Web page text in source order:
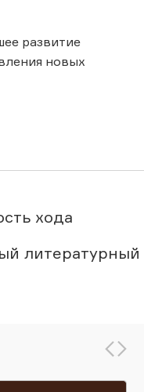
развитие
новых
хода
литературный